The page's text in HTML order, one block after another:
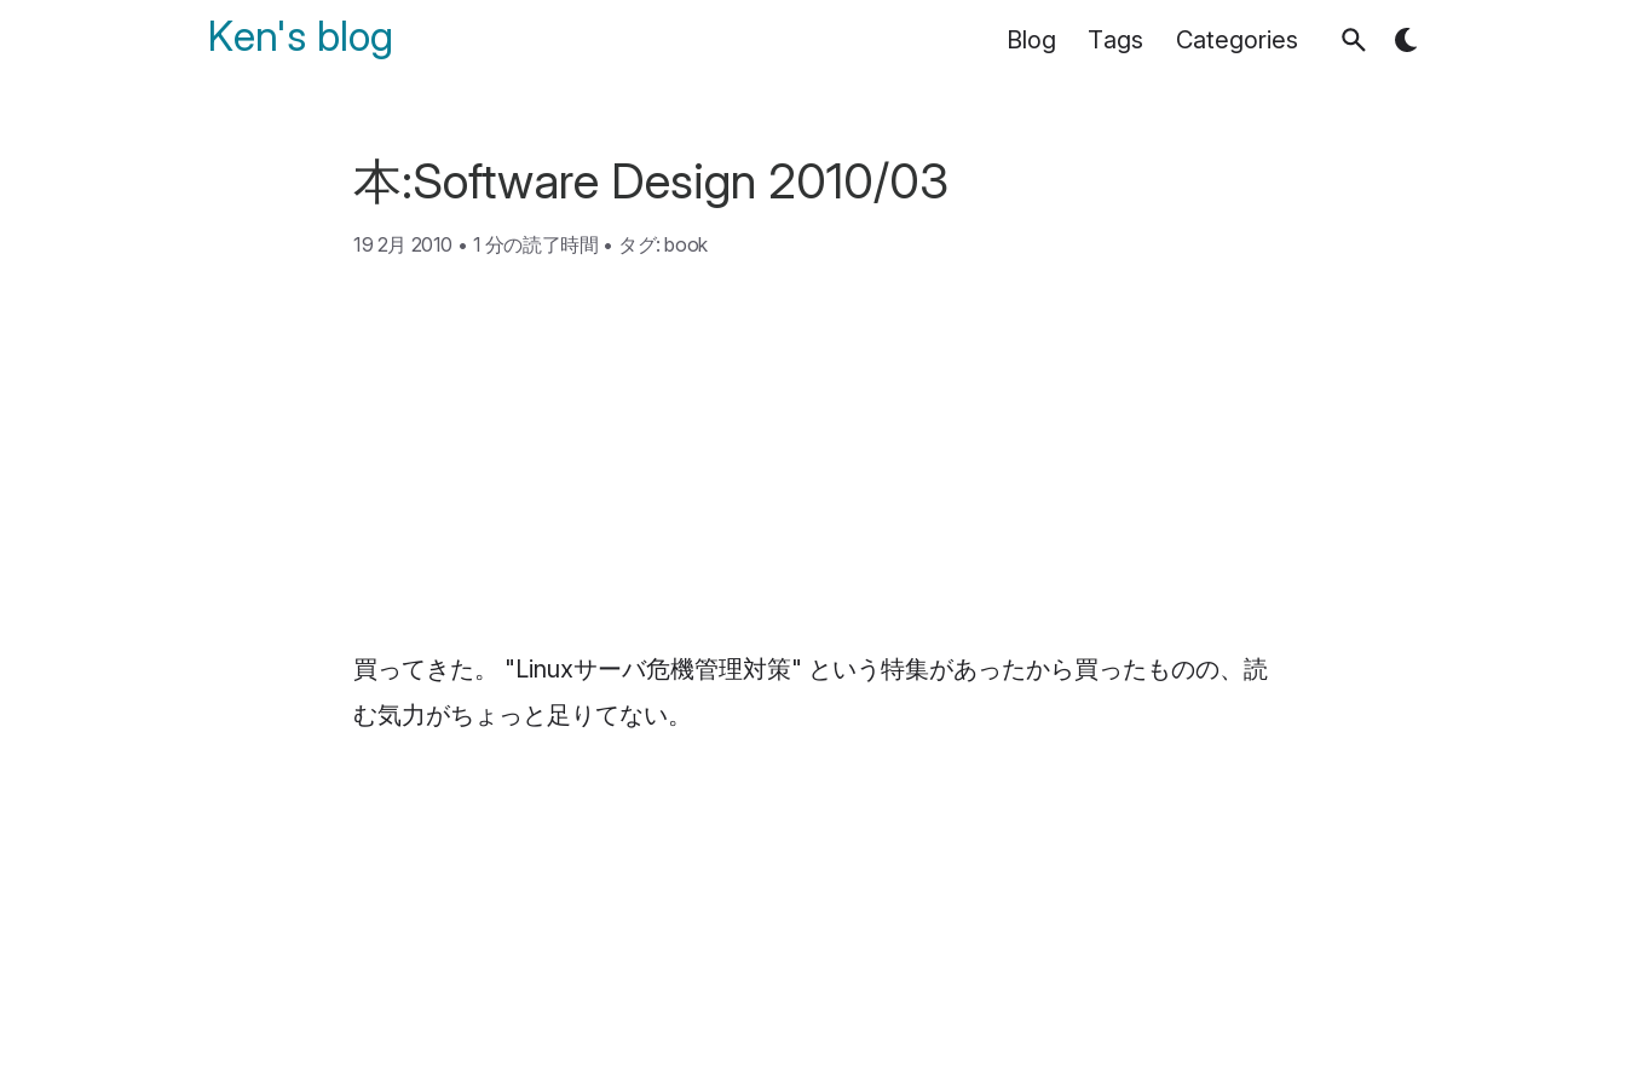
Ken's blog Blog Tags Categories
本:Software Design 2010/03
19 2月 2010 • 1 分の読了時間 • タグ:book
買ってきた。 "Linuxサーバ危機管理対策" という特集があったから買ったものの、読
む気力がちょっと足りてない。